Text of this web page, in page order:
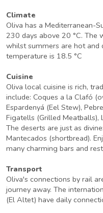
Climate
Oliva has a Mediterranean-
230 days above 20 °C. The
whilst summers are hot and
temperature is 18.5 °C
Cuisine
Oliva local cuisine is rich,
include: Coques a la Clafó
Espardenyá (Eel Stew),
Figatells (Grilled Meatballs),
The deserts are just as
Mantecados (shortbread).
many charming bars and
Transport
Oliva's connections by rail
journey away. The
(El Altet) have daily